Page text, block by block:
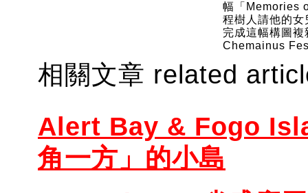
幅「Memories
程樹人請他的
完成這幅構圖
Chemainus
相關文章 related
Alert Bay & Fogo
角一方」的小島